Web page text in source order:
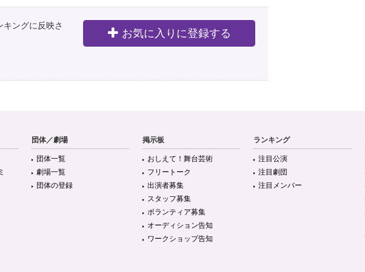
ングに反映さ
お気に入りに登録する
団体／劇場
団体一覧
劇場一覧
団体の登録
掲示板
おしえて！舞台芸術
フリートーク
出演者募集
スタッフ募集
ボランティア募集
オーディション告知
ワークショップ告知
ランキング
注目公演
注目劇団
注目メンバー